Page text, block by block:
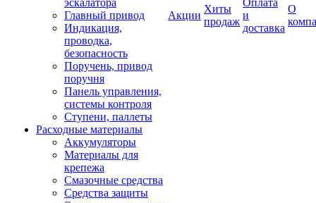
эскалатора
Главный привод
Индикация,
проводка,
безопасность
Поручень, привод
поручня
Панель управления,
системы контроля
Ступени, паллеты
Расходные материалы
Аккумуляторы
Материалы для
крепежа
Смазочные средства
Средства защиты
Акции
Хиты
продаж
Оплата
и
доставка
О